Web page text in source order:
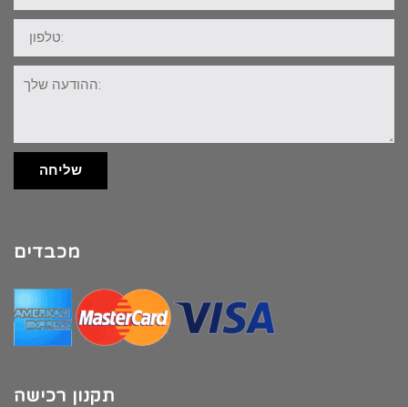
טלפון:
ההודעה
שלך:
שליחה
מכבדים
תקנון רכישה